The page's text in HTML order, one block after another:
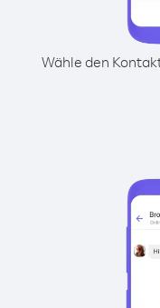
Wähle den